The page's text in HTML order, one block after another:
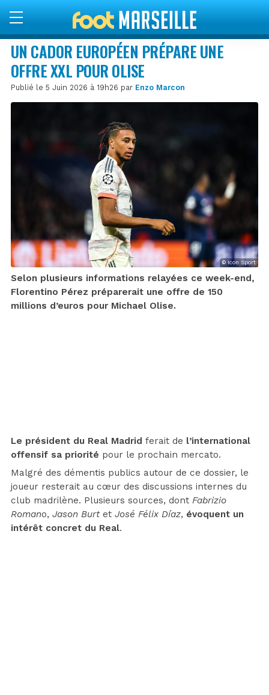
UN CADOR EUROPÉEN PRÉPARE UNE
OFFRE XXL POUR OLISE
Publié le 5 Juin 2026 à 19h26 par Enzo Marcon
© Icon Sport
Selon plusieurs informations relayées ce week-end,
Florentino Pérez préparerait une offre de 150
millions d’euros pour Michael Olise.
Le président du Real Madrid ferait de l’international
offensif sa priorité pour le prochain mercato.
Malgré des démentis publics autour de ce dossier, le
joueur resterait au cœur des discussions internes du
club madrilène. Plusieurs sources, dont Fabrizio
Romano, Jason Burt et José Félix Díaz, évoquent un
intérêt concret du Real.